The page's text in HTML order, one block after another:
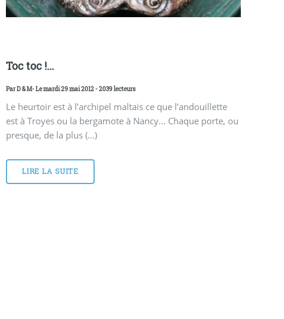
Toc toc !...
ParD & M- Le mardi 29 mai 2012 - 2039 lecteurs
Le heurtoir est à l’archipel maltais ce que l’andouillette
est à Troyes ou la bergamote à Nancy... Chaque porte, ou
presque, de la plus (…)
LIRE LA SUITE